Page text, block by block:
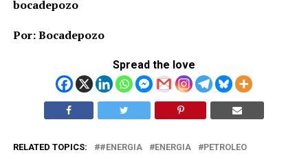
bocadepozo
Por: Bocadepozo
Spread the love
RELATED TOPICS: #ENERGIA ENERGIA PETROLEO